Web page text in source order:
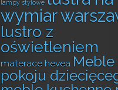
lampy stylowe
wymiar
lustro z
oświetleniem
materace hevea Meble
pokoju